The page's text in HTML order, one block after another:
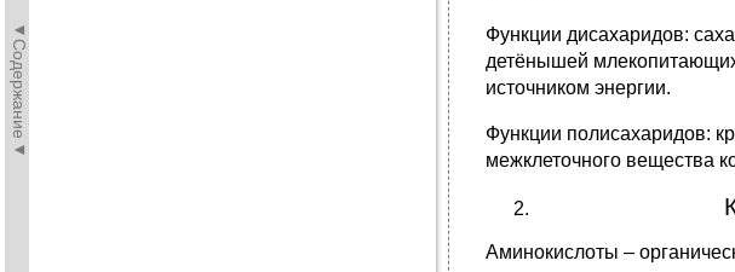
◄Содержание◄
Функции дисахаридов:
детёнышей
источником энергии.
Функции полисахаридов:
межклеточного вещества
Аминокислоты –